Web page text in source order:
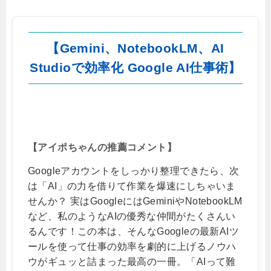
【Gemini、NotebookLM、AI
Studioで効率化 Google AI仕事術】
【アイポちゃんの推薦コメント】